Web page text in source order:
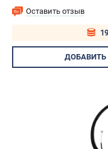
Оставить отзыв
ДОБАВИТЬ